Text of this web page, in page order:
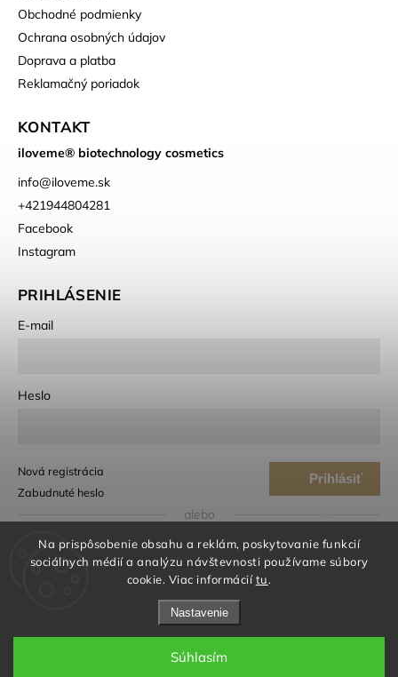
Na prispôsobenie obsahu a reklám, poskytovanie funkcií
sociálnych médií a analýzu návštevnosti používame súbory
cookie. Viac informáciítu.
Nastavenie
Súhlasím
Obchodné podmienky
Ochrana osobných údajov
Doprava a platba
Reklamačný poriadok
KONTAKT
iloveme® biotechnology cosmetics
info@iloveme.sk
+421944804281
Facebook
Instagram
PRIHLÁSENIE
E-mail
Heslo
Prihlásiť
Nová registrácia
Zabudnuté heslo
alebo
Prihlásiť sa cez Google
Prihlásiť sa cez Seznam